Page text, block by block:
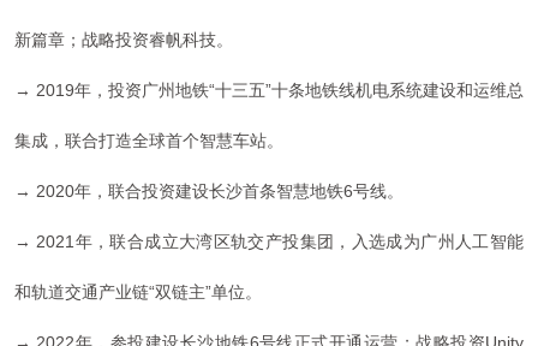
新篇章； 战略投资睿帆科技。
→ 2019年，投资广州地铁“十三五”十条地铁线机电系统建设和运维总
集成，联合打造全球首个智慧车站。
→ 2020年， 联合投资建设长沙首条智慧地铁6号线。
→ 2021年，联合成立大湾区轨交产投集团，入选成为广州人工智能
和轨道交通产业链“双链主”单位。
→ 2022年， 参投建设长沙地铁6号线正式开通运营； 战略投资Unity